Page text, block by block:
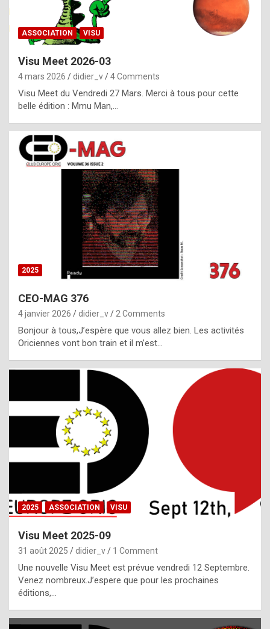
p
l
c
h
i
s
t
o
r
p
e
c
i
l
,
g
h
t
f
ASSOCIATION VISU
Visu Meet 2026-03
4 mars 2026 didier_v 4 Comments
Visu Meet du Vendredi 27 Mars. Merci à tous pour cette
belle édition : Mmu Man,…
2025
CEO-MAG 376
4 janvier 2026 didier_v 2 Comments
Bonjour à tous,J’espère que vous allez bien. Les activités
Oriciennes vont bon train et il m’est…
2025 ASSOCIATION VISU
Visu Meet 2025-09
31 août 2025 didier_v 1 Comment
Une nouvelle Visu Meet est prévue vendredi 12 Septembre.
Venez nombreux.J’espere que pour les prochaines
éditions,…